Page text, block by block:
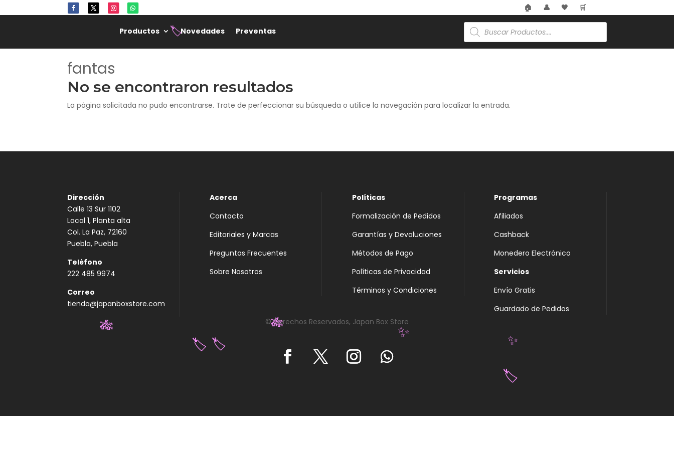
🏠 👤 🖤 🛒
Productos Novedades Preventas
Búsqueda
de
productos
fantas
No se encontraron resultados
La página solicitada no pudo encontrarse. Trate de perfeccionar su búsqueda o utilice la navegación para localizar la entrada.
Dirección
Calle 13 Sur 1102
Local 1, Planta alta
Col. La Paz, 72160
Puebla, Puebla
Teléfono
222 485 9974
Correo
tienda@japanboxstore.com
Acerca
Contacto
Editoriales y Marcas
Preguntas Frecuentes
Sobre Nosotros
Políticas
Formalización de Pedidos
Garantías y Devoluciones
Métodos de Pago
Políticas de Privacidad
Términos y Condiciones
Programas
Afiliados
Cashback
Monedero Electrónico
Servicios
Envío Gratis
Guardado de Pedidos
© Derechos Reservados, Japan Box Store